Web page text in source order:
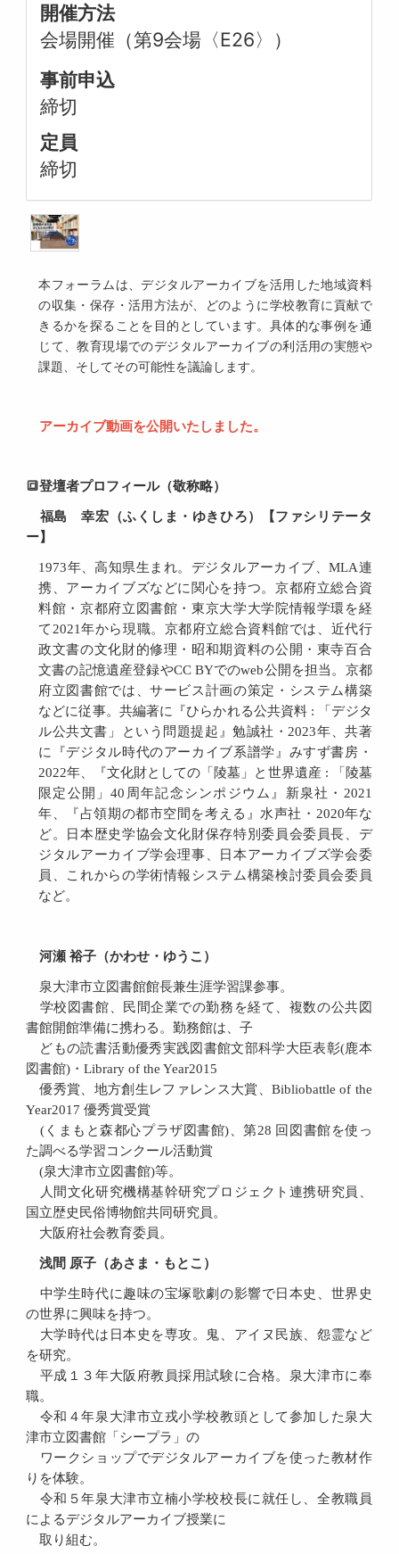
開催方法
会場開催（第9会場〈E26〉）
事前申込
締切
定員
締切
本フォーラムは、デジタルアーカイブを活用した地域資料
の収集・保存・活用方法が、どのように学校教育に貢献で
きるかを探ることを目的としています。具体的な事例を通
じて、教育現場でのデジタルアーカイブの利活用の実態や
課題、そしてその可能性を議論します。
アーカイブ動画を公開いたしました。
🔳登壇者プロフィール（敬称略）
福島 幸宏（ふくしま・ゆきひろ）【ファシリテータ
ー】
1973年、高知県生まれ。デジタルアーカイブ、MLA連
携、アーカイブズなどに関心を持つ。京都府立総合資
料館・京都府立図書館・東京大学大学院情報学環を経
て2021年から現職。京都府立総合資料館では、近代行
政文書の文化財的修理・昭和期資料の公開・東寺百合
文書の記憶遺産登録やCC BYでのweb公開を担当。京都
府立図書館では、サービス計画の策定・システム構築
などに従事。共編著に『ひらかれる公共資料 : 「デジタ
ル公共文書」という問題提起』勉誠社・2023年、共著
に『デジタル時代のアーカイブ系譜学』みすず書房・
2022年、『文化財としての「陵墓」と世界遺産 : 「陵墓
限定公開」40周年記念シンポジウム』新泉社・2021
年、『占領期の都市空間を考える』水声社・2020年な
ど。日本歴史学協会文化財保存特別委員会委員長、デ
ジタルアーカイブ学会理事、日本アーカイブズ学会委
員、これからの学術情報システム構築検討委員会委員
など。
河瀬 裕子（かわせ・ゆうこ）
泉大津市立図書館館長兼生涯学習課参事。
学校図書館、民間企業での勤務を経て、複数の公共図
書館開館準備に携わる。勤務館は、子
どもの読書活動優秀実践図書館文部科学大臣表彰(鹿本
図書館)・Library of the Year2015
優秀賞、地方創生レファレンス大賞、Bibliobattle of the
Year2017 優秀賞受賞
(くまもと森都心プラザ図書館)、第28 回図書館を使っ
た調べる学習コンクール活動賞
(泉大津市立図書館)等。
人間文化研究機構基幹研究プロジェクト連携研究員、
国立歴史民俗博物館共同研究員。
大阪府社会教育委員。
浅間 原子（あさま・もとこ）
中学生時代に趣味の宝塚歌劇の影響で日本史、世界史
の世界に興味を持つ。
大学時代は日本史を専攻。鬼、アイヌ民族、怨霊など
を研究。
平成１３年大阪府教員採用試験に合格。泉大津市に奉
職。
令和４年泉大津市立戎小学校教頭として参加した泉大
津市立図書館「シープラ」の
ワークショップでデジタルアーカイブを使った教材作
りを体験。
令和５年泉大津市立楠小学校校長に就任し、全教職員
によるデジタルアーカイブ授業に
取り組む。